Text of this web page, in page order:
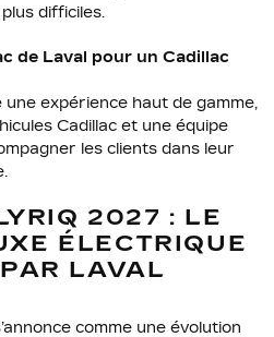
difficiles.
de Laval pour un Cadillac
expérience haut de gamme,
Cadillac et une équipe
les clients dans leur
2027 : LE
ÉLECTRIQUE
LAVAL
comme une évolution